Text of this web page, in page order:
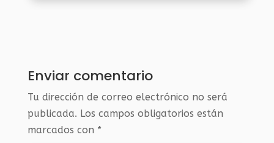
Enviar comentario
Tu dirección de correo electrónico no será
publicada. Los campos obligatorios están
marcados con *